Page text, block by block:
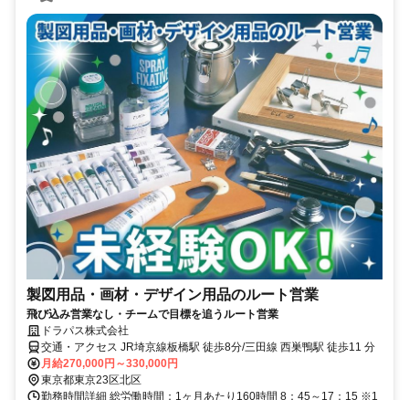
製図用品・画材・デザイン用品のルート営業
飛び込み営業なし・チームで目標を追うルート営業
ドラパス株式会社
交通・アクセス JR埼京線板橋駅 徒歩8分/三田線 西巣鴨駅 徒歩11 分
月給270,000円～330,000円
東京都東京23区北区
勤務時間詳細 総労働時間：1ヶ月あたり160時間 8：45～17：15 ※1